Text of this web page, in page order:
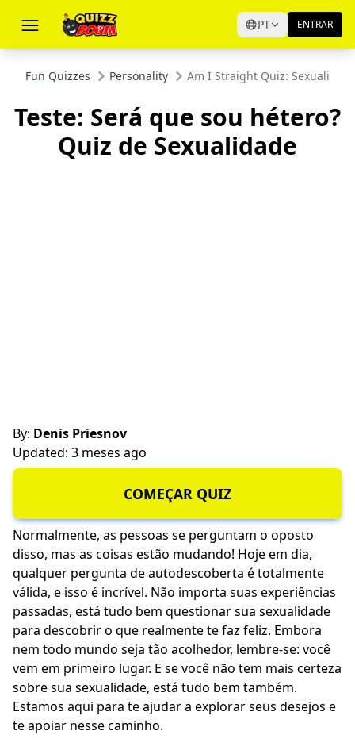
PT ENTRAR
Fun Quizzes Personality Am I Straight Quiz: Sexuality
Teste: Será que sou hétero?
Quiz de Sexualidade
By: Denis Priesnov
Updated: 3 meses ago
COMEÇAR QUIZ
Normalmente, as pessoas se perguntam o oposto
disso, mas as coisas estão mudando! Hoje em dia,
qualquer pergunta de autodescoberta é totalmente
válida, e isso é incrível. Não importa suas experiências
passadas, está tudo bem questionar sua sexualidade
para descobrir o que realmente te faz feliz. Embora
nem todo mundo seja tão acolhedor, lembre-se: você
vem em primeiro lugar. E se você não tem mais certeza
sobre sua sexualidade, está tudo bem também.
Estamos aqui para te ajudar a explorar seus desejos e
te apoiar nesse caminho.